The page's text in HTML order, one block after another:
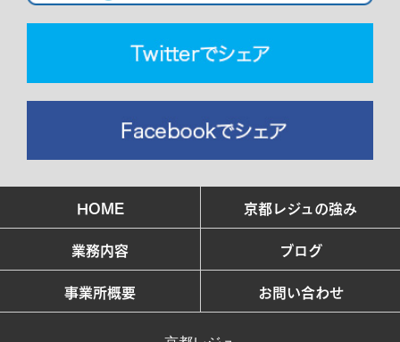
HOME
京都レジュの強み
業務内容
ブログ
事業所概要
お問い合わせ